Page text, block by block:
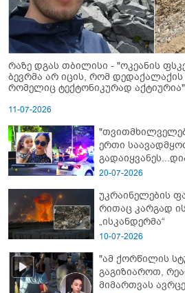
რაზე დგას თბილისი - "ოკეანის
ბევრმა არ იცის, რომ დედაქალაქის
რომელიც ტექტონიკურად აქტიურია"
11-07-2026
ერთი
- გორში
20-07-2026
უკრაინელების
რითაც კარგად
„ისკანდერმა“
10-07-2026
"ამ ქორწილის
გაგიზიაროთ,
მიმართვას